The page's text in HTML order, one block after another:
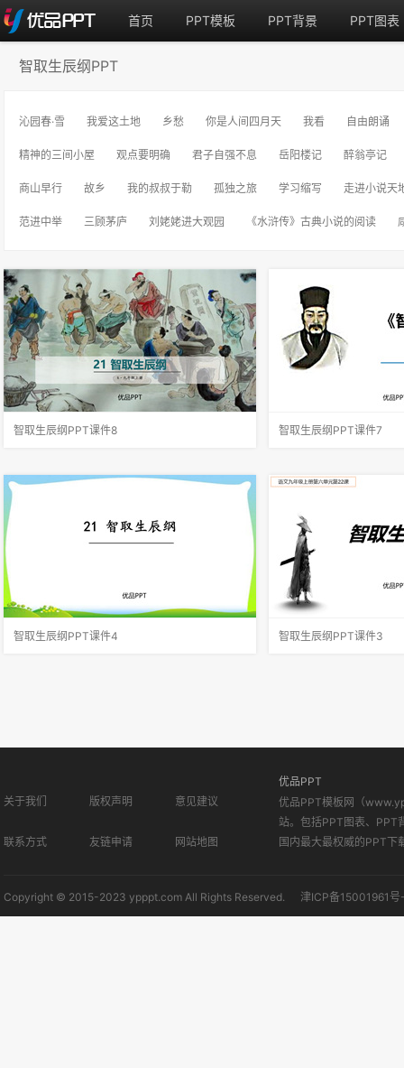
首页 PPT模板 PPT背景 PPT图表
智取生辰纲PPT
沁园春·雪 我爱这土地 乡愁 你是人间四月天 我看 自由朗诵
精神的三间小屋 观点要明确 君子自强不息 岳阳楼记 醉翁亭记
商山早行 故乡 我的叔叔于勒 孤独之旅 学习缩写 走进小说天
范进中举 三顾茅庐 刘姥姥进大观园 《水浒传》古典小说的阅读
智取生辰纲PPT课件8
生辰纲，仍逃不了失败的命运？杨志到现在仍不
明白，请同学们替他总结一下失败的原因是什
鲜明的人物，且善于从错综复杂的矛盾
智取生辰纲PPT课件7
豪气,喜欢他们的侠肝义
动机却不尽相同。今天我
智取生辰纲PPT课件4
智取生辰纲PPT课件3
关于我们 版权声明 意见建议
联系方式 友链申请 网站地图
优品PPT
优品PPT模板网（
站。包括PPT图表、PPT
国内最大最权威的PPT下
Copyright © 2015-2023 ypppt.com All Rights Reserved. 津ICP备15001961号